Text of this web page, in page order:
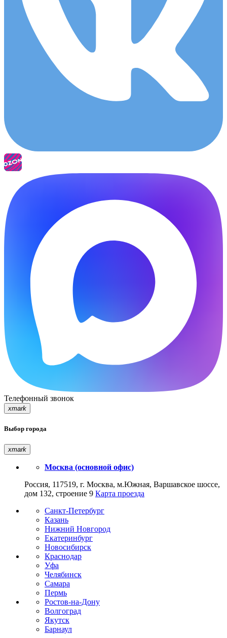
Телефонный звонок
xmark
Выбор города
xmark
Москва (основной офис)
Россия, 117519, г. Москва, м.Южная, Варшавское шоссе,
дом 132, строение 9 Карта проезда
Санкт-Петербург
Казань
Нижний Новгород
Екатеринбург
Новосибирск
Краснодар
Уфа
Челябинск
Самара
Пермь
Ростов-на-Дону
Волгоград
Якутск
Барнаул